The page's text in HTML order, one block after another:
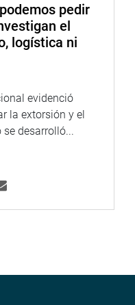
pedir
el
logística ni
evidenció
la extorsión y el
desarrolló...